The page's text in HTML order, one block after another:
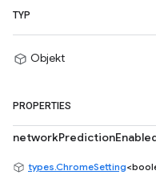
TYP
Objekt
PROPERTIES
types.ChromeSetting